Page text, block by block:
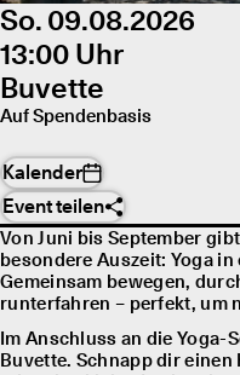
So. 09.08.2026
13:00 Uhr
Buvette
Auf Spendenbasis
Kalender
Event teilen
Von Juni bis September
besondere Auszeit: Yoga
Gemeinsam bewegen,
runterfahren – perfekt, um
Im Anschluss an die Yoga-
Buvette. Schnapp dir